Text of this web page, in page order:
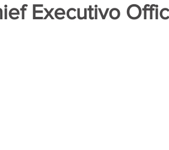
Executivo
NaN de 5 estrelas.